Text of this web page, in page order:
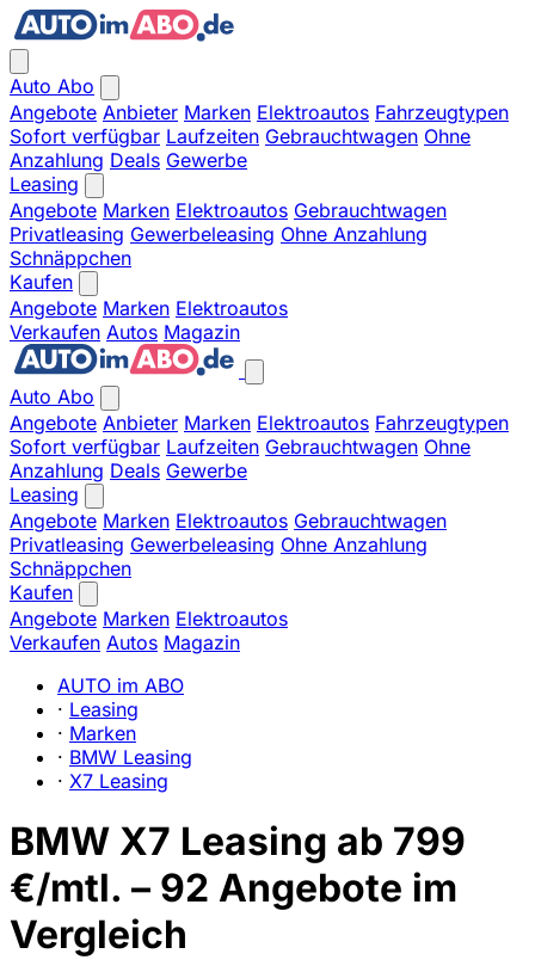
Auto Abo
Angebote Anbieter Marken Elektroautos Fahrzeugtypen
Sofort verfügbar Laufzeiten Gebrauchtwagen Ohne
Anzahlung Deals Gewerbe
Leasing
Angebote Marken Elektroautos Gebrauchtwagen
Privatleasing Gewerbeleasing Ohne Anzahlung
Schnäppchen
Kaufen
Angebote Marken Elektroautos
Verkaufen Autos Magazin
Auto Abo
Angebote Anbieter Marken Elektroautos Fahrzeugtypen
Sofort verfügbar Laufzeiten Gebrauchtwagen Ohne
Anzahlung Deals Gewerbe
Leasing
Angebote Marken Elektroautos Gebrauchtwagen
Privatleasing Gewerbeleasing Ohne Anzahlung
Schnäppchen
Kaufen
Angebote Marken Elektroautos
Verkaufen Autos Magazin
AUTO im ABO
· Leasing
· Marken
· BMW Leasing
· X7 Leasing
BMW X7 Leasing ab 799
€/mtl. – 92 Angebote im
Vergleich